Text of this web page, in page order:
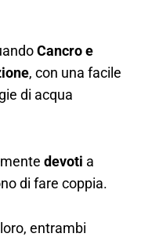
Cancro e
, con una facile
di acqua
devoti a
di fare coppia.
entrambi